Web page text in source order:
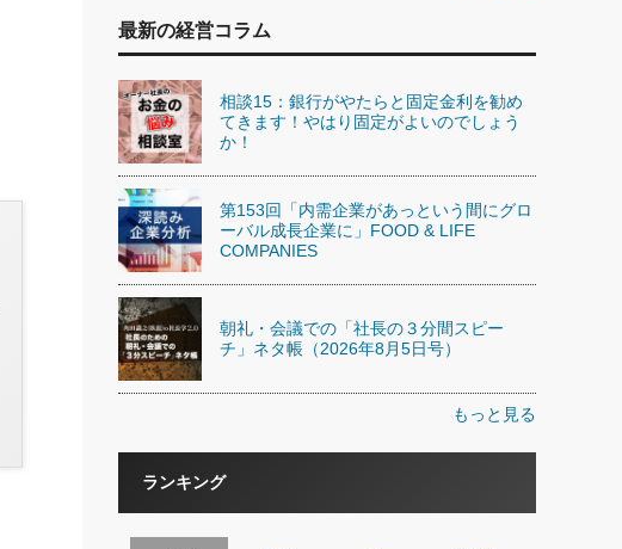
最新の経営コラム
相談15：銀行がやたらと固定金利を勧め
てきます！やはり固定がよいのでしょう
か！
第153回「内需企業があっという間にグロ
ーバル成長企業に」FOOD & LIFE
COMPANIES
朝礼・会議での「社長の３分間スピー
チ」ネタ帳（2026年8月5日号）
もっと見る
ランキング